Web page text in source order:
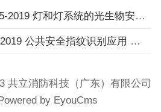
上一篇：GB/T 30117.5-2019 灯和灯系统的光生物安全 第5部分：投影仪
下一篇：GB/T 38122-2019 公共安全指纹识别应用 验证算法性能评测方法
共立消防科技（广东）有限公司
by EyouCms